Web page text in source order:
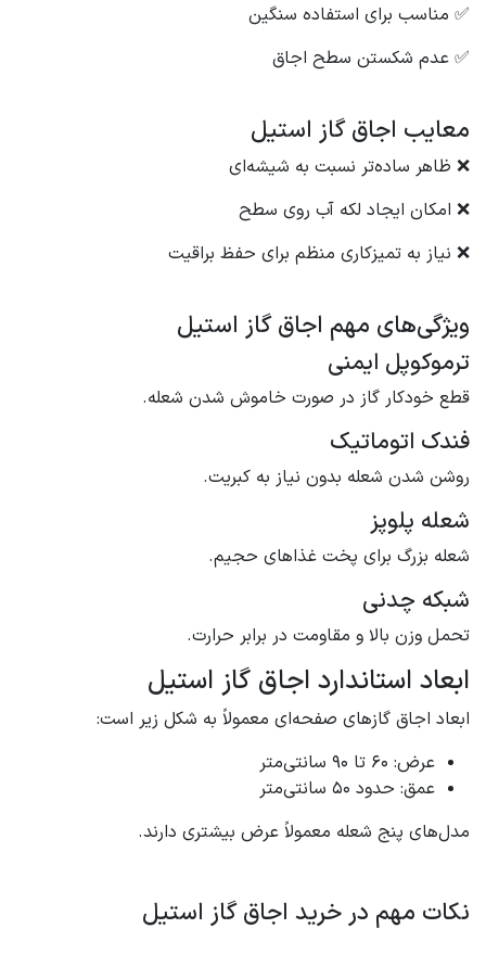
✅ مناسب برای استفاده سنگین
✅ عدم شکستن سطح اجاق
معایب اجاق گاز استیل
❌ ظاهر ساده‌تر نسبت به شیشه‌ای
❌ امکان ایجاد لکه آب روی سطح
❌ نیاز به تمیزکاری منظم برای حفظ براقیت
ویژگی‌های مهم اجاق گاز استیل
ترموکوپل ایمنی
قطع خودکار گاز در صورت خاموش شدن شعله.
فندک اتوماتیک
روشن شدن شعله بدون نیاز به کبریت.
شعله پلوپز
شعله بزرگ برای پخت غذاهای حجیم.
شبکه چدنی
تحمل وزن بالا و مقاومت در برابر حرارت.
ابعاد استاندارد اجاق گاز استیل
ابعاد اجاق گازهای صفحه‌ای معمولاً به شکل زیر است:
عرض: 60 تا 90 سانتی‌متر
عمق: حدود 50 سانتی‌متر
مدل‌های پنج شعله معمولاً عرض بیشتری دارند.
نکات مهم در خرید اجاق گاز استیل